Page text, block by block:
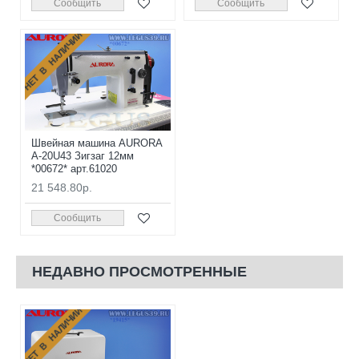
Сообщить Сообщить
НЕТ В НАЛИЧИИ
Швейная машина AURORA
A-20U43 Зигзаг 12мм
*00672* арт.61020
21 548.80р.
Сообщить
НЕДАВНО ПРОСМОТРЕННЫЕ
НЕТ В НАЛИЧИИ